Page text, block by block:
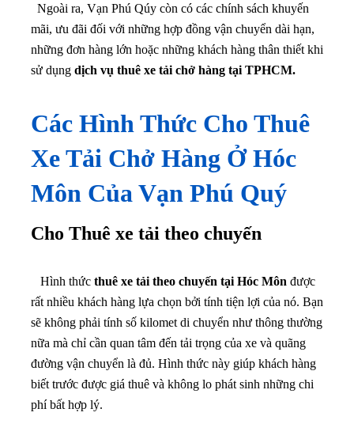
Ngoài ra, Vạn Phú Qúy còn có các chính sách khuyến
mãi, ưu đãi đối với những hợp đồng vận chuyển dài hạn,
những đơn hàng lớn hoặc những khách hàng thân thiết khi
sử dụng dịch vụ thuê xe tải chở hàng tại TPHCM.
Các Hình Thức Cho Thuê
Xe Tải Chở Hàng ỞHóc
Môn Của Vạn Phú Quý
Cho Thuê xe tải theo chuyến
Hình thức thuê xe tải theo chuyến tại Hóc Môn được
rất nhiều khách hàng lựa chọn bởi tính tiện lợi của nó. Bạn
sẽ không phải tính số kilomet di chuyển như thông thường
nữa mà chỉ cần quan tâm đến tải trọng của xe và quãng
đường vận chuyển là đủ. Hình thức này giúp khách hàng
biết trước được giá thuê và không lo phát sinh những chi
phí bất hợp lý.